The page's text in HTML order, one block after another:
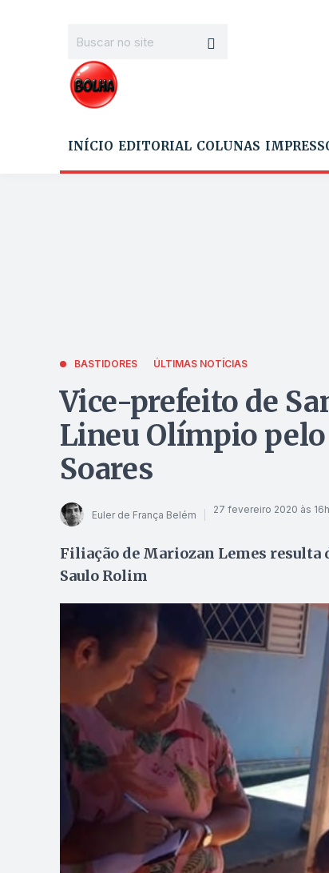
INÍCIO EDITORIAL COLUNAS
BASTIDORES ÚLTIMAS NOTÍCIAS
Vice-prefeito de
Lineu Olímpio
Soares
Euler de França Belém 27 fevereiro 2020 às
Filiação de Mariozan Lemes resulta
Saulo Rolim